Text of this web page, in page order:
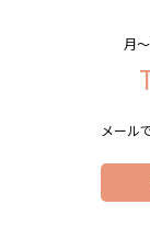
月
メール